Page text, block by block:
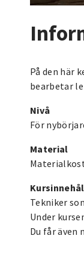
På den här
bearbetar
Nivå
För
Material
Tekniker
Under
Du får